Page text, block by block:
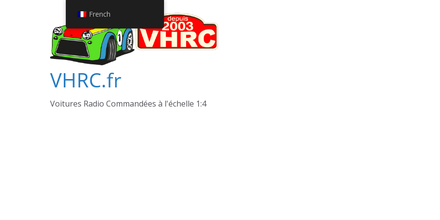
VHRC.fr
Voitures Radio Commandées à l'échelle 1:4
French